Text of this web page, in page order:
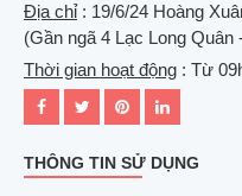
Địa chỉ: 19/6/24 Hoàng
(Gần ngã 4 Lạc Long Quân
Thời gian hoạt động : Từ
THÔNG TIN SỬ DỤNG